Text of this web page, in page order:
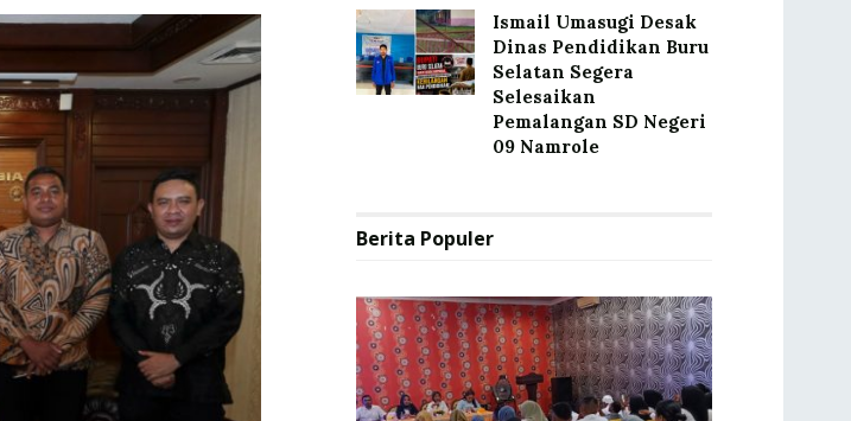
Ismail Umasugi Desak
Dinas Pendidikan Buru
Selatan Segera
Selesaikan
Pemalangan SD Negeri
09 Namrole
Berita Populer